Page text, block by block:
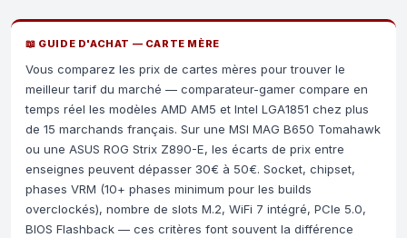
📖 GUIDE D'ACHAT — CARTE MÈRE
Vous comparez les prix de cartes mères pour trouver le
meilleur tarif du marché — comparateur-gamer compare en
temps réel les modèles AMD AM5 et Intel LGA1851 chez plus
de 15 marchands français. Sur une MSI MAG B650 Tomahawk
ou une ASUS ROG Strix Z890-E, les écarts de prix entre
enseignes peuvent dépasser 30€ à 50€. Socket, chipset,
phases VRM (10+ phases minimum pour les builds
overclockés), nombre de slots M.2, WiFi 7 intégré, PCIe 5.0,
BIOS Flashback — ces critères font souvent la différence